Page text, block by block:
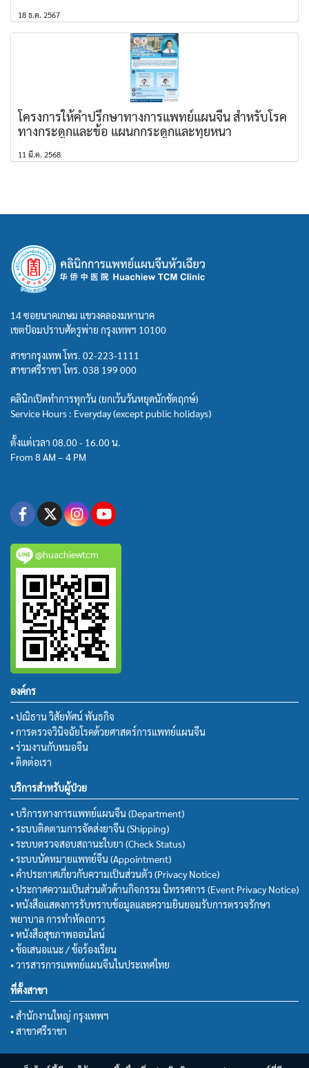
18 ธ.ค. 2567
โครงการให้คำปรึกษาทางการแพทย์แผนจีน สำหรับโรค
ทางกระดูกและข้อ แผนกกระดูกและทุยหนา
11 มี.ค. 2568
14 ซอยนาคเกษม แขวงคลองมหานาค
เขตป้อมปราบศัตรูพ่าย กรุงเทพฯ 10100
สาขากรุงเทพ โทร. 02-223-1111
สาขาศรีราชา โทร. 038 199 000
คลินิกเปิดทำการทุกวัน (ยกเว้นวันหยุดนักขัตฤกษ์)
Service Hours : Everyday (except public holidays)
ตั้งแต่เวลา 08.00 - 16.00 น.
From 8 AM – 4 PM
@huachiewtcm
องค์กร
• ปณิธาน วิสัยทัศน์ พันธกิจ
• การตรวจวินิจฉัยโรคด้วยศาสตร์การแพทย์แผนจีน
• ร่วมงานกับหมอจีน
• ติดต่อเรา
บริการสำหรับผู้ป่วย
• บริการทางการแพทย์แผนจีน (Department)
• ระบบติดตามการจัดส่งยาจีน (Shipping)
• ระบบตรวจสอบสถานะใบยา (Check Status)
• ระบบนัดหมายแพทย์จีน (Appointment)
• คำประกาศเกี่ยวกับความเป็นส่วนตัว (Privacy Notice)
• ประกาศความเป็นส่วนตัวด้านกิจกรรม นิทรรศการ (Event Privacy Notice)
• หนังสือแสดงการรับทราบข้อมูลและความยินยอมรับการตรวจรักษา
พยาบาล การทำหัตถการ
• หนังสือสุขภาพออนไลน์
• ข้อเสนอแนะ / ข้อร้องเรียน
• วารสารการแพทย์แผนจีนในประเทศไทย
ที่ตั้งสาขา
• สำนักงานใหญ่ กรุงเทพฯ
• สาขาศรีราชา